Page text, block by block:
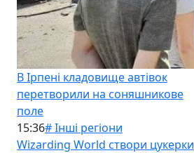
В Ірпені кладовище автівок
перетворили на соняшникове
поле
15:36# Інші регіони
Wizarding World створи цукерки